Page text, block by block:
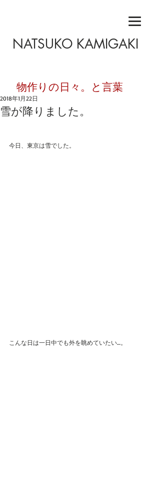
NATSUKO KAMIGAKI
​物作りの日々。と言葉
雪が降りました。
2018年1月22日
今日、東京は雪でした。
こんな日は一日中でも外を眺めていたい…。